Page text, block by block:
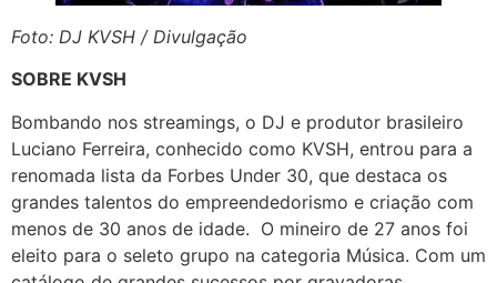
Foto: DJ KVSH / Divulgação
SOBRE KVSH
Bombando nos streamings, o DJ e produtor brasileiro
Luciano Ferreira, conhecido como KVSH, entrou para a
renomada lista da Forbes Under 30, que destaca os
grandes talentos do empreendedorismo e criação com
menos de 30 anos de idade. O mineiro de 27 anos foi
eleito para o seleto grupo na categoria Música. Com um